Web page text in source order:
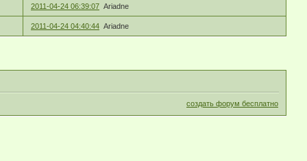
2011-04-24 06:39:07 Ariadne
2011-04-24 04:40:44 Ariadne
создать форум бесплатно